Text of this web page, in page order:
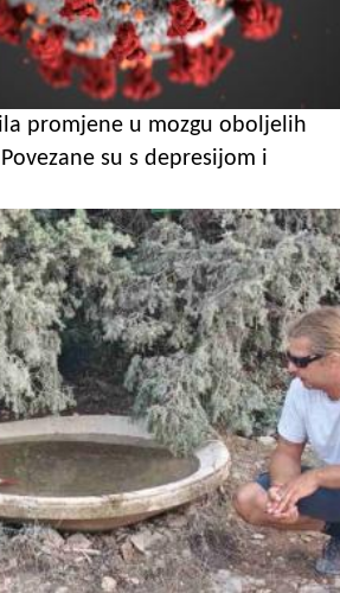
promjene u mozgu oboljelih
su s depresijom i